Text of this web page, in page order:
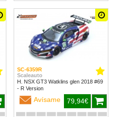
SC-6359R
Scaleauto
H. NSX GT3 Watklins glen 2018 #69
- R Version
Avísame 79,94€